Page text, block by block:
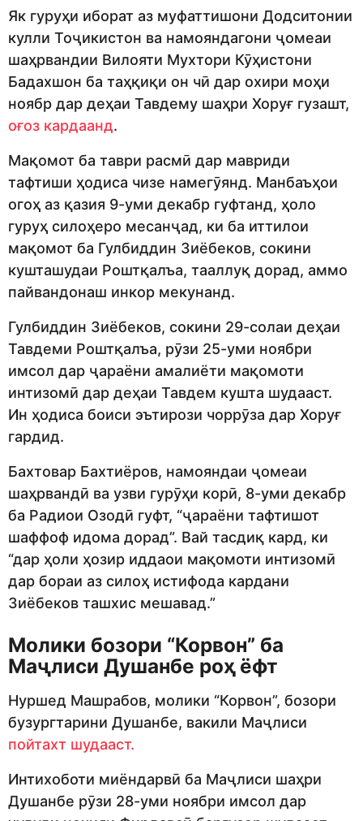
Як гуруҳи иборат аз муфаттишони Додситонии
кулли Тоҷикистон ва намояндагони ҷомеаи
шаҳрвандии Вилояти Мухтори Кӯҳистони
Бадахшон ба таҳқиқи он чӣ дар охири моҳи
ноябр дар деҳаи Тавдему шаҳри Хоруғ гузашт,
оғоз кардаанд.
Мақомот ба таври расмӣ дар мавриди
тафтиши ҳодиса чизе намегӯянд. Манбаъҳои
огоҳ аз қазия 9-уми декабр гуфтанд, ҳоло
гуруҳ силоҳеро месанҷад, ки ба иттилои
мақомот ба Гулбиддин Зиёбеков, сокини
кушташудаи Роштқалъа, тааллуқ дорад, аммо
пайвандонаш инкор мекунанд.
Гулбиддин Зиёбеков, сокини 29-солаи деҳаи
Тавдеми Роштқалъа, рӯзи 25-уми ноябри
имсол дар ҷараёни амалиёти мақомоти
интизомӣ дар деҳаи Тавдем кушта шудааст.
Ин ҳодиса боиси эътирози чоррӯза дар Хоруғ
гардид.
Бахтовар Бахтиёров, намояндаи ҷомеаи
шаҳрвандӣ ва узви гурӯҳи корӣ, 8-уми декабр
ба Радиои Озодӣ гуфт, “ҷараёни тафтишот
шаффоф идома дорад”. Вай тасдиқ кард, ки
“дар ҳоли ҳозир иддаои мақомоти интизомӣ
дар бораи аз силоҳ истифода кардани
Зиёбеков ташхис мешавад.”
Молики бозори “Корвон” ба
Маҷлиси Душанбе роҳ ёфт
Нуршед Машрабов, молики “Корвон”, бозори
бузургтарини Душанбе, вакили Маҷлиси
пойтахт шудааст.
Интихоботи миёндарвӣ ба Маҷлиси шаҳри
Душанбе рӯзи 28-уми ноябри имсол дар